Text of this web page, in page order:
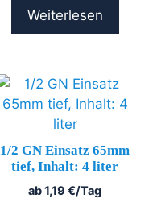
Weiterlesen
1/2 GN Einsatz 65mm
tief, Inhalt: 4 liter
ab1,19 €/Tag